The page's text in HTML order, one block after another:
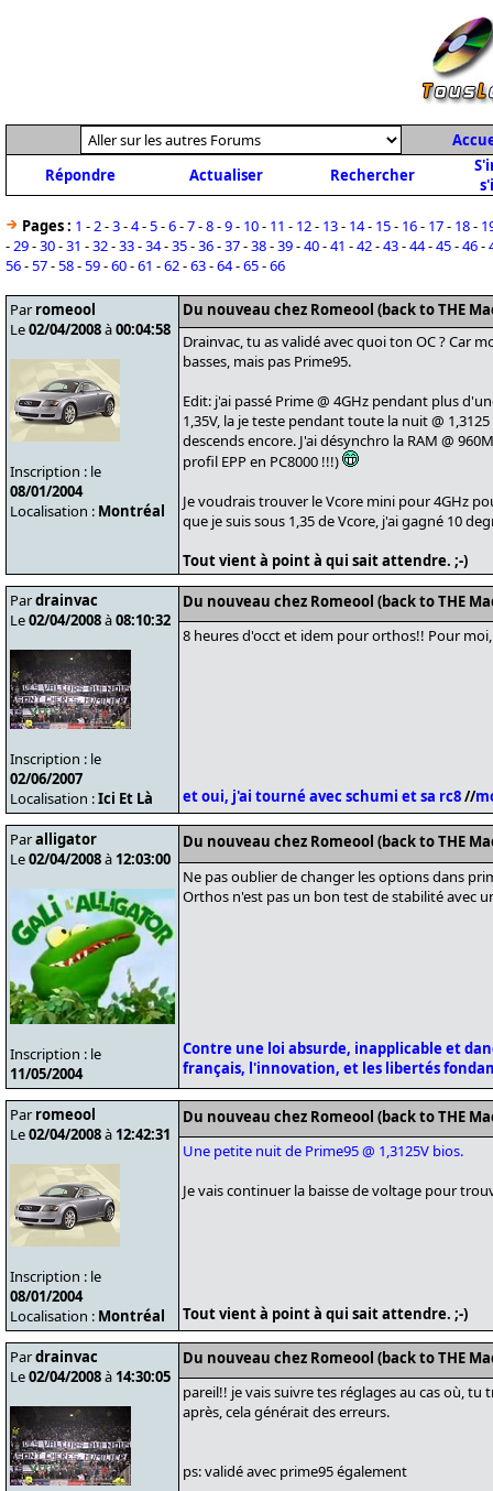
Répondre
Actualiser Rechercher
Pages : 1 -2-3-4-5-6-7-8-9- 10- 11 - 12- 13- 14- 15- 16- 17- 18-
-29-30-31 -32-33-34-35-36-37-38-39-40-41 -42-43-44-45-46-
56-57-58-59-60-61 -62-63-64-65-66
Par romeool
Le02/04/2008à00:04:58
Inscription : le
08/01/2004
Localisation : Montréal
Du nouveau chez Romeool (back to THE
Drainvac, tu as validé avec quoi ton OC ? Car
basses, mais pas Prime95.
Edit: j'ai passé Prime @ 4GHz pendant plus
1,35V, la je teste pendant toute la nuit @
descends encore. J'ai désynchro la RAM @
profil EPP en PC8000 !!!)
Je voudrais trouver le Vcore mini pour 4GHz
que je suis sous 1,35 de Vcore, j'ai gagné 10
Tout vient à point à qui sait attendre. ;-)
Pardrainvac
Le02/04/2008à08:10:32
Inscription : le
02/06/2007
Localisation :Ici Et Là
Du nouveau chez Romeool (back to THE
8 heures d'occt et idem pour orthos!! Pour
et oui, j'ai tourné avec schumi et sa rc8//
Paralligator
Le02/04/2008à 12:03:00
Inscription : le
11/05/2004
Du nouveau chez Romeool (back to THE
Ne pas oublier de changer les options dans
Orthos n'est pas un bon test de stabilité avec
Contre une loi absurde, inapplicable et
français, l'innovation, et les libertés
Par romeool
Le02/04/2008à 12:42:31
Inscription : le
08/01/2004
Localisation : Montréal
Du nouveau chez Romeool (back to THE
Une petite nuit de Prime95 @ 1,3125V bios.
Je vais continuer la baisse de voltage pour
Tout vient à point à qui sait attendre. ;-)
Pardrainvac
Le02/04/2008à 14:30:05
Du nouveau chez Romeool (back to THE
pareil!! je vais suivre tes réglages au cas où, tu
après, cela générait des erreurs.
ps: validé avec prime95 également